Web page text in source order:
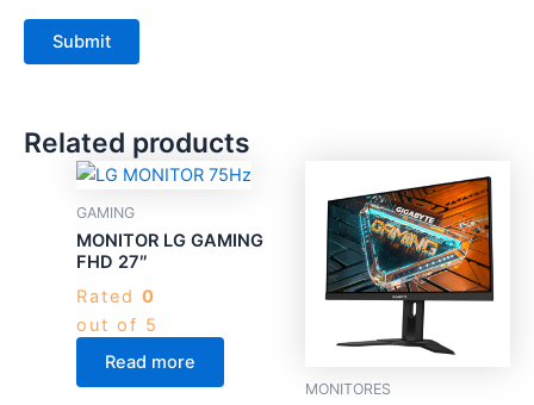
Related products
GAMING
MONITOR LG GAMING
FHD 27″
Rated 0
out of 5
Read more
MONITORES